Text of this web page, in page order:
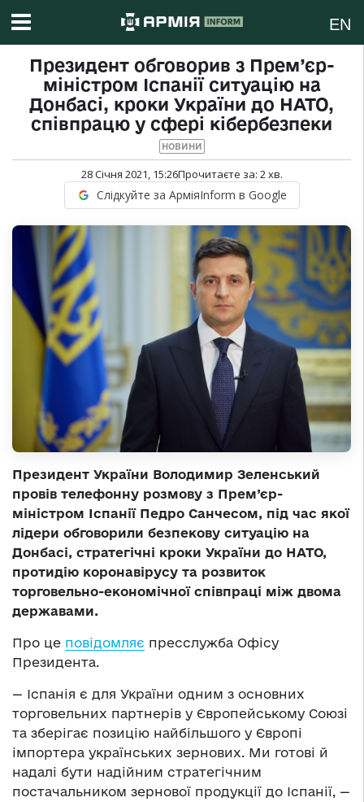
EN
Президент обговорив з Прем’єр-
міністром Іспанії ситуацію на
Донбасі, кроки України до НАТО,
співпрацю у сфері кібербезпеки
НОВИНИ
28 Січня 2021, 15:26Прочитаєте за: 2хв.
Слідкуйте за АрміяInform в Google
Президент України Володимир Зеленський
провів телефонну розмову з Прем’єр-
міністром Іспанії Педро Санчесом, під час якої
лідери обговорили безпекову ситуацію на
Донбасі, стратегічні кроки України до НАТО,
протидію коронавірусу та розвиток
торговельно-економічної співпраці між двома
державами.
Про це повідомляє пресслужба Офісу
Президента.
— Іспанія є для України одним з основних
торговельних партнерів у Європейському Союзі
та зберігає позицію найбільшого у Європі
імпортера українських зернових. Ми готові й
надалі бути надійним стратегічним
постачальником зернової продукції до Іспанії, —